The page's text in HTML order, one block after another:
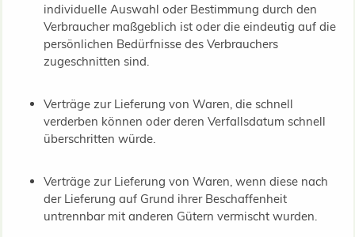
individuelle Auswahl oder Bestimmung durch den
Verbraucher maßgeblich ist oder die eindeutig auf die
persönlichen Bedürfnisse des Verbrauchers
zugeschnitten sind.
Verträge zur Lieferung von Waren, die schnell
verderben können oder deren Verfallsdatum schnell
überschritten würde.
Verträge zur Lieferung von Waren, wenn diese nach
der Lieferung auf Grund ihrer Beschaffenheit
untrennbar mit anderen Gütern vermischt wurden.